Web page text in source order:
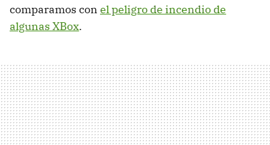
comparamos con el peligro de incendio de
algunas XBox.